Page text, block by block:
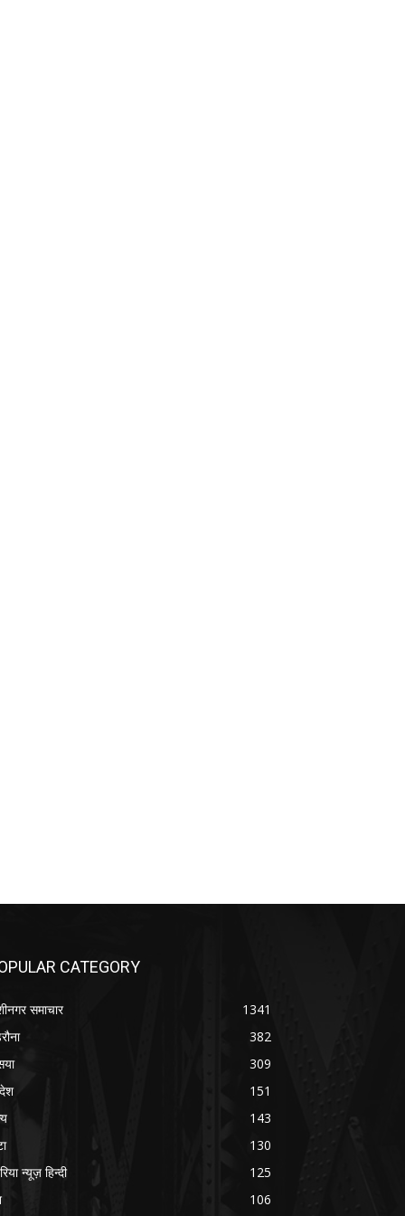
CATEGORY
समाचार
1341
382
309
151
143
130
न्यूज़ हिन्दी
125
106